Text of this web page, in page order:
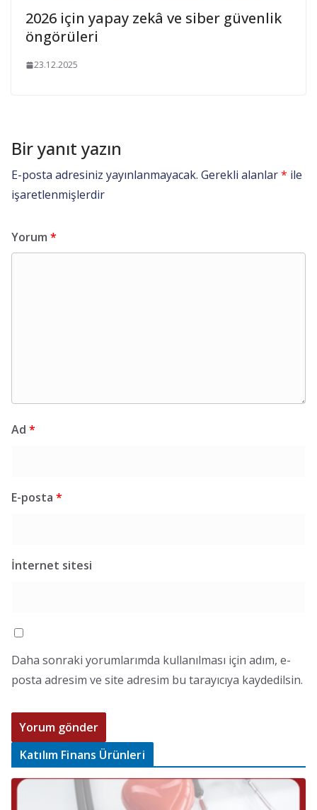
2026 için yapay zekâ ve siber güvenlik
öngörüleri
23.12.2025
Bir yanıt yazın
E-posta adresiniz yayınlanmayacak. Gerekli alanlar* ile
işaretlenmişlerdir
Yorum *
Ad *
E-posta *
İnternet sitesi
Daha sonraki yorumlarımda kullanılması için adım, e-
posta adresim ve site adresim bu tarayıcıya kaydedilsin.
Katılım Finans Ürünleri